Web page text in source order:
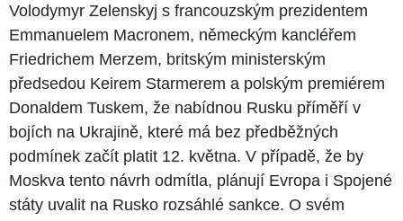
Volodymyr Zelenskyj s francouzským prezidentem
Emmanuelem Macronem, německým kancléřem
Friedrichem Merzem, britským ministerským
předsedou Keirem Starmerem a polským premiérem
Donaldem Tuskem, že nabídnou Rusku příměří v
bojích na Ukrajině, které má bez předběžných
podmínek začít platit 12. května. V případě, že by
Moskva tento návrh odmítla, plánují Evropa i Spojené
státy uvalit na Rusko rozsáhlé sankce. O svém